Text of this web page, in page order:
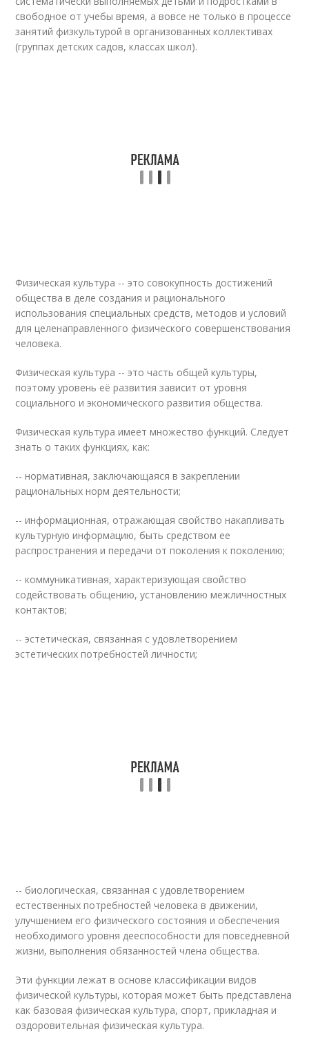
свободное от учебы время, а вовсе не только в процессе
занятий физкультурой в организованных коллективах
(группах детских садов, классах школ).
Физическая культура -- это совокупность достижений
общества в деле создания и рационального
использования специальных средств, методов и условий
для целенаправленного физического совершенствования
человека.
Физическая культура -- это часть общей культуры,
поэтому уровень её развития зависит от уровня
социального и экономического развития общества.
Физическая культура имеет множество функций. Следует
знать о таких функциях, как:
-- нормативная, заключающаяся в закреплении
рациональных норм деятельности;
-- информационная, отражающая свойство накапливать
культурную информацию, быть средством ее
распространения и передачи от поколения к поколению;
-- коммуникативная, характеризующая свойство
содействовать общению, установлению межличностных
контактов;
-- эстетическая, связанная с удовлетворением
эстетических потребностей личности;
-- биологическая, связанная с удовлетворением
естественных потребностей человека в движении,
улучшением его физического состояния и обеспечения
необходимого уровня дееспособности для повседневной
жизни, выполнения обязанностей члена общества.
Эти функции лежат в основе классификации видов
физической культуры, которая может быть представлена
как базовая физическая культура, спорт, прикладная и
оздоровительная физическая культура.